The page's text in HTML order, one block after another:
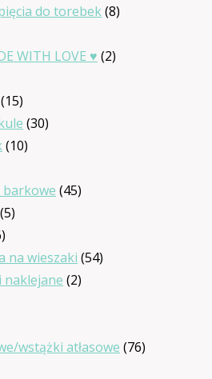
do torebek 88
WITH LOVE ♥ 22
1515
produktów
3030
1010
barkowe 4545
55
56
produktów
na wieszaki 5454
naklejane 22
wstążki atłasowe 7676